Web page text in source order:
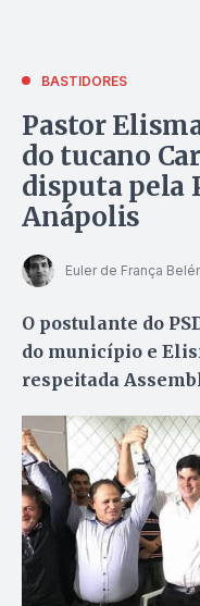
BASTIDORES
Pastor
do tucano
disputa pela
Anápolis
Euler de França
O postulante do
do município e
respeitada